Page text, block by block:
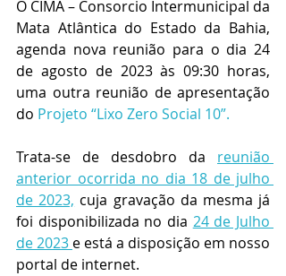
O CIMA – Consorcio Intermunicipal da
Mata Atlântica do Estado da Bahia,
agenda nova reunião para o dia 24
de agosto de 2023 às 09:30 horas,
uma outra reunião de apresentação
do Projeto “Lixo Zero Social 10”.
Trata-se de desdobro da reunião
anterior ocorrida no dia 18 de julho
de 2023, cuja gravação da mesma já
foi disponibilizada no dia 24 de Julho
de 2023 e está a disposição em nosso
portal de internet.